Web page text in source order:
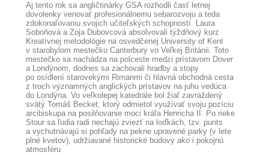
Aj tento rok sa angličtinárky GSA rozhodli časť letnej
dovolenky venovať profesionálnemu sebarozvoju a teda
zdokonaľovaniu svojich učiteľských schopností. Laura
Soboňová a Zoja Dubovcová absolvovali týždňový kurz
Kreatívnej metodológie na osvedčenej University of Kent
v starobylom mestečku Canterbury vo Veľkej Británii. Toto
mestečko sa nachádza na polceste medzi prístavom Dover
a Londýnom, dodnes sa zachovali hradby a stopy
po osídlení starovekými Rimanmi či hlavná obchodná cesta
z troch významných anglických prístavov na juhu vedúca
do Londýna. Vo veľkolepej katedrále bol žiaľ zavraždený
svätý Tomáš Becket, ktorý odmietol využívať svoju pozíciu
arcibiskupa na posilňovanie moci kráľa Henricha II. Po rieke
Stour sa ľudia radi nechajú zviezť na loďkách, tzv. punts
a vychutnávajú si pohľady na pekne upravené parky (v lete
plné kvetov), udržiavané historické budovy ako i pokojnú
atmosféru